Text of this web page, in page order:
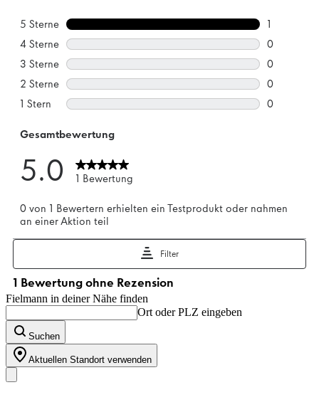
Fielmann in deiner Nähe finden
Ort oder PLZ eingeben
Suchen
Aktuellen Standort verwenden